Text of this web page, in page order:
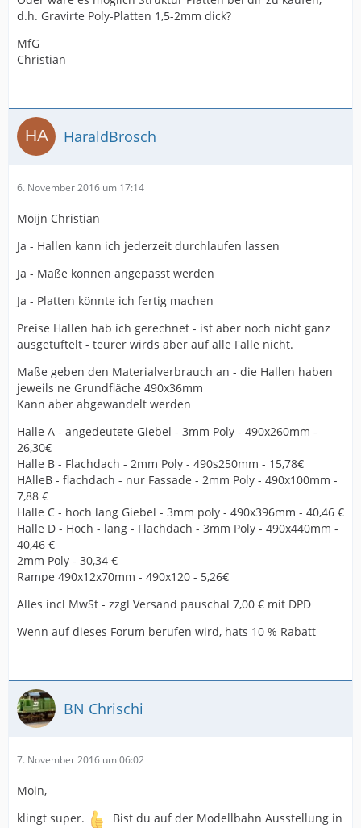
d.h. Gravirte Poly-Platten 1,5-2mm dick?
MfG
Christian
HaraldBrosch
6. November 2016 um 17:14
Moijn Christian
Ja - Hallen kann ich jederzeit durchlaufen lassen
Ja - Maße können angepasst werden
Ja - Platten könnte ich fertig machen
Preise Hallen hab ich gerechnet - ist aber noch nicht ganz
ausgetüftelt - teurer wirds aber auf alle Fälle nicht.
Maße geben den Materialverbrauch an - die Hallen haben
jeweils ne Grundfläche 490x36mm
Kann aber abgewandelt werden
Halle A - angedeutete Giebel - 3mm Poly - 490x260mm -
26,30€
Halle B - Flachdach - 2mm Poly - 490s250mm - 15,78€
HAlleB - flachdach - nur Fassade - 2mm Poly - 490x100mm -
7,88 €
Halle C - hoch lang Giebel - 3mm poly - 490x396mm - 40,46 €
Halle D - Hoch - lang - Flachdach - 3mm Poly - 490x440mm -
40,46 €
2mm Poly - 30,34 €
Rampe 490x12x70mm - 490x120 - 5,26€
Alles incl MwSt - zzgl Versand pauschal 7,00 € mit DPD
Wenn auf dieses Forum berufen wird, hats 10 % Rabatt
BN Chrischi
7. November 2016 um 06:02
Moin,
klingt super.
Bist du auf der Modellbahn Ausstellung in